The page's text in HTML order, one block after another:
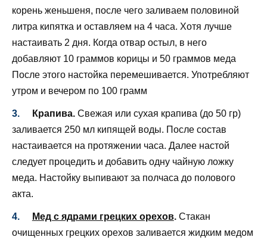
корень женьшеня, после чего заливаем половиной
литра кипятка и оставляем на 4 часа. Хотя лучше
настаивать 2 дня. Когда отвар остыл, в него
добавляют 10 граммов корицы и 50 граммов меда
После этого настойка перемешивается. Употребляют
утром и вечером по 100 грамм
Крапива.Свежая или сухая крапива (до 50 гр)
заливается 250 мл кипящей воды. После состав
настаивается на протяжении часа. Далее настой
следует процедить и добавить одну чайную ложку
меда. Настойку выпивают за полчаса до полового
акта.
Мед с ядрами грецких орехов.Стакан
очищенных грецких орехов заливается жидким медом